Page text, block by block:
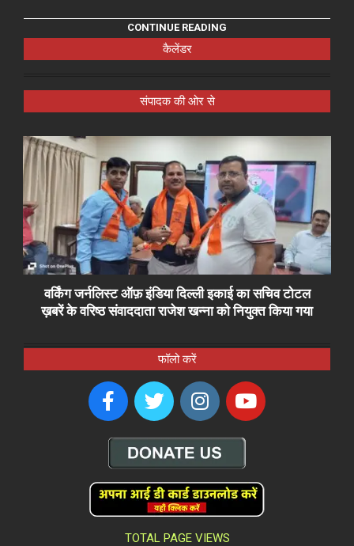
CONTINUE READING
कैलेंडर
संपादक की ओर से
वर्किंग जर्नलिस्ट ऑफ़ इंडिया दिल्ली इकाई का सचिव टोटल
ख़बरें के वरिष्ठ संवाददाता राजेश खन्ना को नियुक्त किया गया
फॉलो करें
TOTAL PAGE VIEWS